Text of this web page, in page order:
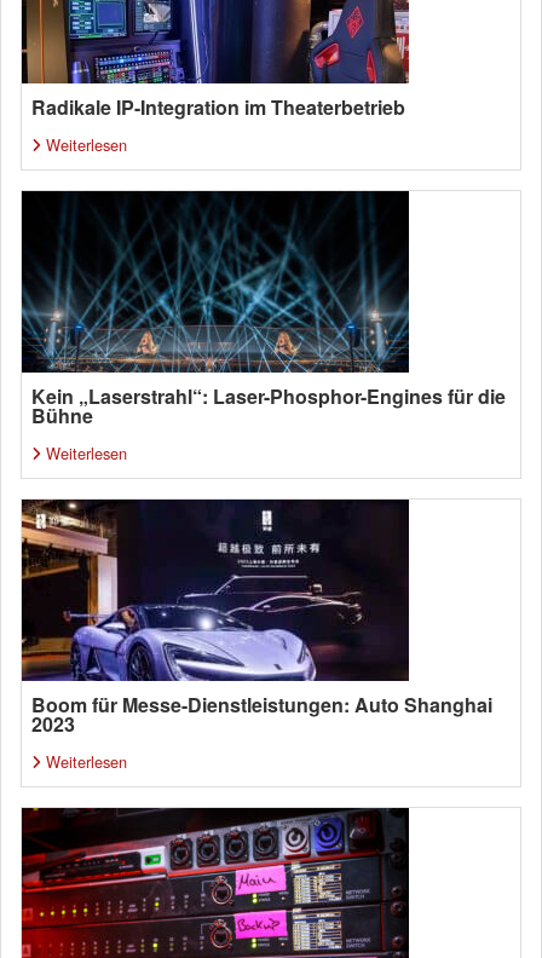
Radikale IP-Integration im Theaterbetrieb
Weiterlesen
Kein „Laserstrahl“: Laser-Phosphor-Engines für die
Bühne
Weiterlesen
Boom für Messe-Dienstleistungen: Auto Shanghai
2023
Weiterlesen